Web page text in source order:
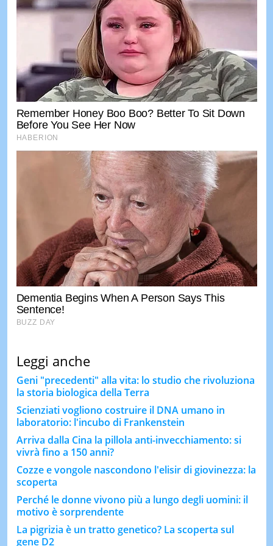
Leggi anche
Geni "precedenti" alla vita: lo studio che rivoluziona
la storia biologica della Terra
Scienziati vogliono costruire il DNA umano in
laboratorio: l'incubo di Frankenstein
Arriva dalla Cina la pillola anti-invecchiamento: si
vivrà fino a 150 anni?
Cozze e vongole nascondono l'elisir di giovinezza: la
scoperta
Perché le donne vivono più a lungo degli uomini: il
motivo è sorprendente
La pigrizia è un tratto genetico? La scoperta sul
gene D2